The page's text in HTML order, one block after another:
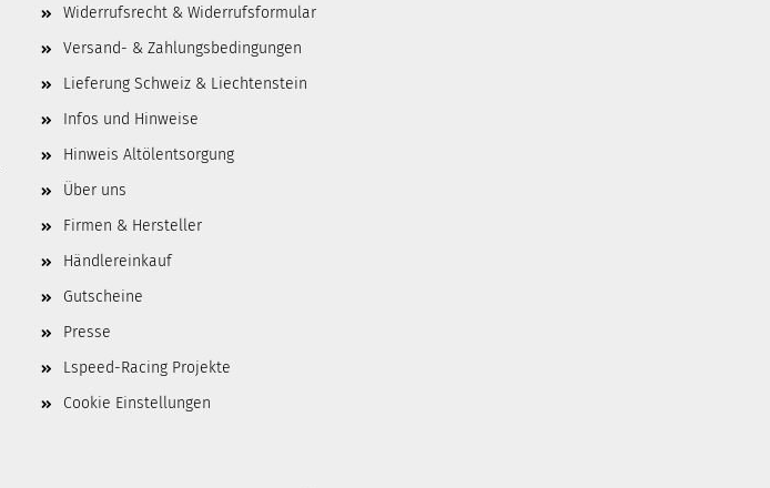
Widerrufsrecht & Widerrufsformular
Versand- & Zahlungsbedingungen
Lieferung Schweiz & Liechtenstein
Infos und Hinweise
Hinweis Altölentsorgung
Über uns
Firmen & Hersteller
Händlereinkauf
Gutscheine
Presse
Lspeed-Racing Projekte
Cookie Einstellungen